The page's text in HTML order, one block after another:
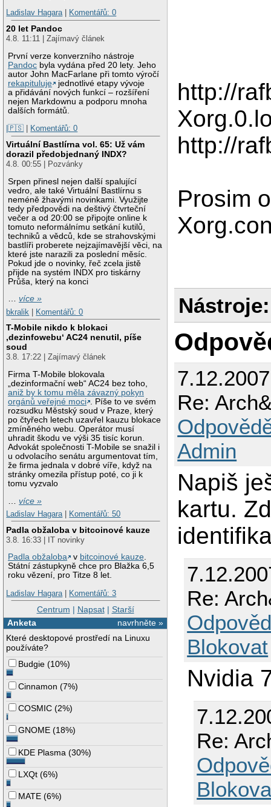
Ladislav Hagara| Komentářů: 0
20 let Pandoc
4.8. 11:11 | Zajímavý článek
První verze konverzního nástroje
Pandoc byla vydána před 20 lety. Jeho
autor John MacFarlane při tomto výročí
rekapituluje
jednotlivé etapy vývoje
a přidávání nových funkcí – rozšíření
nejen Markdownu a podporu mnoha
dalších formátů.
|🇵🇸
Komentářů: 0
Virtuální Bastlírna vol. 65: Už vám
dorazil předobjednaný INDX?
4.8. 00:55 | Pozvánky
Srpen přinesl nejen další spalující
vedro, ale také Virtuální Bastlírnu s
neméně žhavými novinkami. Využijte
tedy předpovědi na deštivý čtvrteční
večer a od 20:00 se připojte online k
tomuto neformálnímu setkání kutilů,
techniků a vědců, kde se strahovskými
bastlíři proberete nejzajímavější věci, na
které jste narazili za poslední měsíc.
Pokud jde o novinky, řeč zcela jistě
přijde na systém INDX pro tiskárny
Průša, který na konci
…více »
bkralik | Komentářů: 0
T-Mobile nikdo k blokaci
‚dezinfowebu‘ AC24 nenutil, píše
soud
3.8. 17:22 | Zajímavý článek
Firma T-Mobile blokovala
„dezinformační web“ AC24 bez toho,
aniž by k tomu měla závazný pokyn
orgánů veřejné moci
. Píše to ve svém
rozsudku Městský soud v Praze, který
po čtyřech letech uzavřel kauzu blokace
zmíněného webu. Operátor musí
uhradit škodu ve výši 35 tisíc korun.
Advokát společnosti T-Mobile se snažil i
u odvolacího senátu argumentovat tím,
že firma jednala v dobré víře, když na
stránky omezila přístup poté, co ji k
tomu vyzvalo
…více »
Ladislav Hagara| Komentářů: 50
Padla obžaloba v bitcoinové kauze
3.8. 16:33 | IT novinky
Padla obžaloba
v bitcoinové kauze.
Státní zástupkyně chce pro Blažka 6,5
roku vězení, pro Titze 8 let.
Ladislav Hagara| Komentářů: 3
Centrum | Napsat| Starší
navrhněte »
Anketa
Které desktopové prostředí na Linuxu
používáte?
Budgie (10%)
Cinnamon (7%)
COSMIC (2%)
GNOME (18%)
KDE Plasma (30%)
LXQt (6%)
MATE (6%)
http://
http://
Prosim
Nástroje:
Re:
Admin
Napiš
kartu.
Re:
Blokovat
Nvidia
Re: